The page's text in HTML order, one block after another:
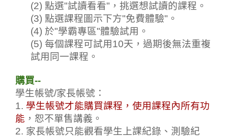
(2) 點選"試讀看看"，挑選想試讀的課程 。
(3) 點選課程圖示下方"免費體驗" 。
(4) 於"學霸專區"體驗試用 。
(5) 每個課程可試用10天，過期後無法重複
試用同一課程 。
購買--
學生帳號/家長帳號：
1. 學生帳號才能購買課程，使用課程內所有功
能 ，恕不單售講義。
2. 家長帳號只能觀看學生上課紀錄、測驗紀